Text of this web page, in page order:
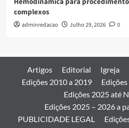
complexos
adminredacao Julho 29, 2026 0
Artigos Editorial Igreja
Edições 2010 a 2019
Edições 2025 até
Edições 2025 – 2026 a
PUBLICIDADE LEGAL